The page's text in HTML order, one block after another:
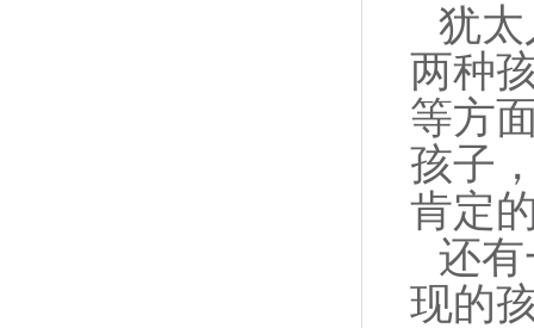
犹
两种
等方
孩子
肯定
还
现的